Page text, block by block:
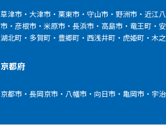
草津市・大津市・栗東市・守山市・野洲市・近江
市・彦根市・米原市・長浜市・高島市・竜王町・
湖北町・多賀町・豊郷町・西浅井町・虎姫町・木
京都府
京都市・長岡京市・八幡市・向日市・亀岡市・宇